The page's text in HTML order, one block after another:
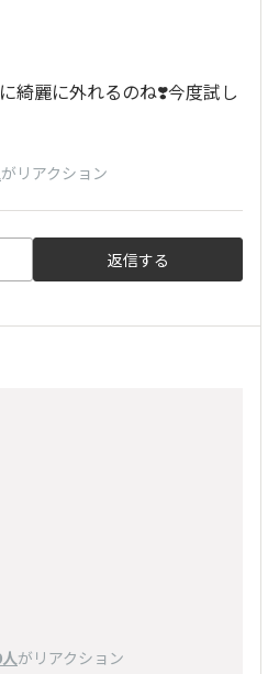
綺麗に外れるのね❣️今度試し
がリアクション
返信する
がリアクション